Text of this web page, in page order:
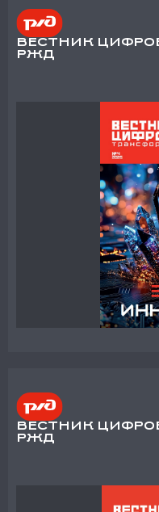
ВЕСТНИК
РЖД
ВЕСТНИК
РЖД